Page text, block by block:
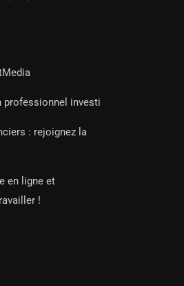
professionnel investi
: rejoignez la
en ligne et
!